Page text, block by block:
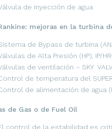
de inyección de agua
mejoras en la turbina de
de Bypass de turbina
de Alta Presión (HP), IP/
de ventilación – SKY
de temperatura del
de alimentación de agua
de Gas o de Fuel Oil
control de la estabilidad es